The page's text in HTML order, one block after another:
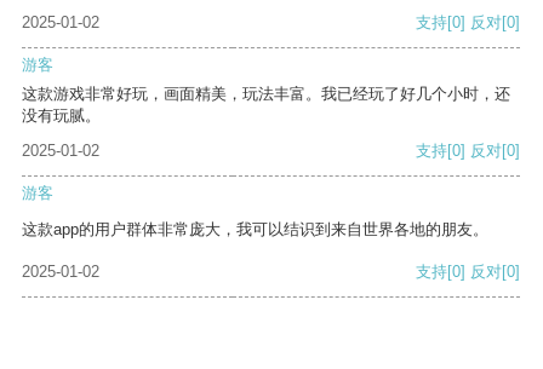
2025-01-02 支持[0] 反对[0]
游客
这款游戏非常好玩，画面精美，玩法丰富。我已经玩了好几个小时，还
没有玩腻。
2025-01-02
支持[0] 反对[0]
游客
这款app的用户群体非常庞大，我可以结识到来自世界各地的朋友。
2025-01-02 支持[0] 反对[0]